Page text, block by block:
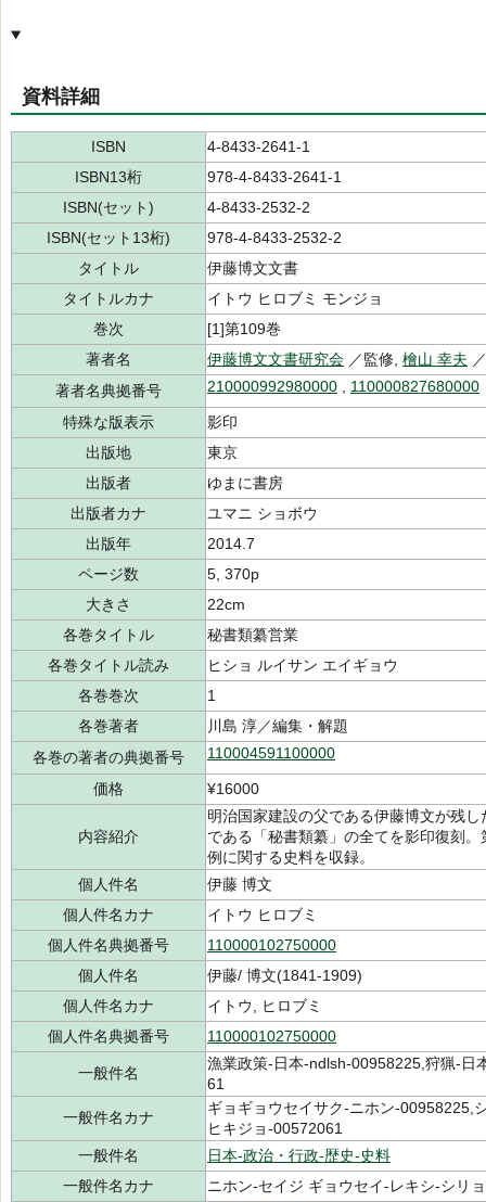
資料詳細
ISBN
4-8433-2641-1
ISBN13桁
978-4-8433-2641-1
ISBN(セット)
4-8433-2532-2
ISBN(セット13桁)
978-4-8433-2532-2
タイトル
伊藤博文文書
タイトルカナ
イトウ ヒロブミ モンジョ
巻次
[1]第109巻
著者名
伊藤博文文書研究会 ／監修, 檜山 幸夫
著者名典拠番号
210000992980000 110000827680000
特殊な版表示
影印
出版地
東京
出版者
ゆまに書房
出版者カナ
ユマニ ショボウ
出版年
2014.7
ページ数
5, 370p
大きさ
22cm
各巻タイトル
秘書類纂営業
各巻タイトル読み
ヒショ ルイサン エイギョウ
各巻巻次
1
各巻著者
川島 淳／編集・解題
各巻の著者の典拠番号
110004591100000
価格 ¥16000
内容紹介
明治国家建設の父である伊藤博文が残
である「秘書類纂」の全てを影印復刻
例に関する史料を収録。
個人件名
伊藤 博文
個人件名カナ
イトウ ヒロブミ
個人件名典拠番号
110000102750000
個人件名
伊藤/ 博文(1841-1909)
個人件名カナ
イトウ, ヒロブミ
個人件名典拠番号
110000102750000
一般件名
漁業政策-日本-ndlsh-00958225,狩猟-日
61
一般件名カナ
ギョギョウセイサク-ニホン-00958225,
ヒキジョ-00572061
一般件名
日本-政治・行政-歴史-史料
一般件名カナ
ニホン-セイジ ギョウセイ-レキシ-シリ